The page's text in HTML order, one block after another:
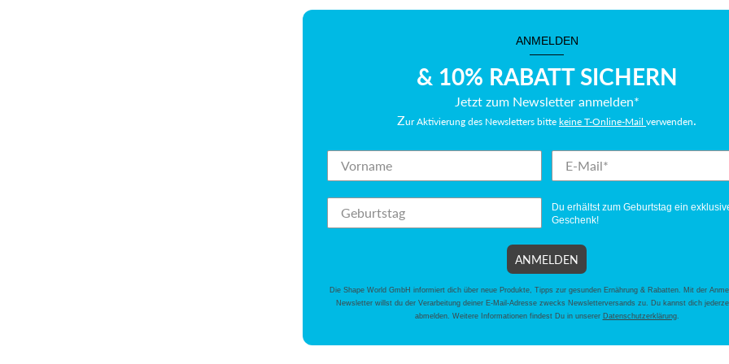
ANMELDEN
———
& 10% RABATT SICHERN
Jetzt zum Newsletter anmelden*
Zur Aktivierung des Newsletters bittekeine T-Online-Mail verwenden.
Du erhältst zum Geburtstag ein
Geschenk!
ANMELDEN
Die Shape World GmbH informiert dich über neue Produkte, Tipps zur gesunden Ernährung & Rabatten. Mit der
Newsletter willst du der Verarbeitung deiner E-Mail-Adresse zwecks Newsletterversands zu. Du kannst dich
abmelden. Weitere Informationen findest Du in unserer Datenschutzerklärung.